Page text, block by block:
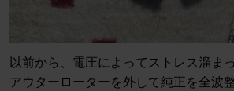
以前から、電圧によってストレス溜ま
アウターローターを外して純正を全波